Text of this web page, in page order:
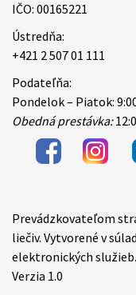
IČO: 00165221
Ústredňa:
+421 2 507 01 111
Podateľňa:
Pondelok – Piatok:
Obedná prestávka:
Items
Prevádzkovateľom
liečiv. Vytvorené v
elektronických služieb.
Verzia 1.0